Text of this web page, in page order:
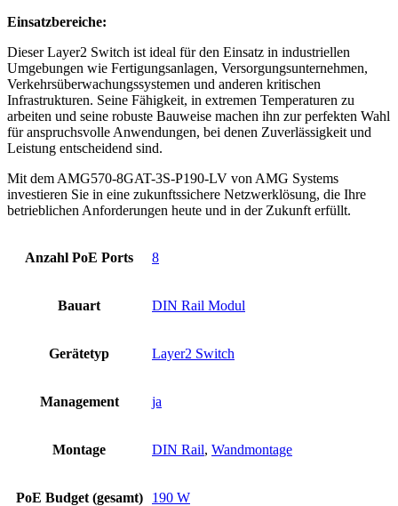
Einsatzbereiche:
Dieser Layer2 Switch ist ideal für den Einsatz in industriellen
Umgebungen wie Fertigungsanlagen, Versorgungsunternehmen,
Verkehrsüberwachungssystemen und anderen kritischen
Infrastrukturen. Seine Fähigkeit, in extremen Temperaturen zu
arbeiten und seine robuste Bauweise machen ihn zur perfekten Wahl
für anspruchsvolle Anwendungen, bei denen Zuverlässigkeit und
Leistung entscheidend sind.
Mit dem AMG570-8GAT-3S-P190-LV von AMG Systems
investieren Sie in eine zukunftssichere Netzwerklösung, die Ihre
betrieblichen Anforderungen heute und in der Zukunft erfüllt.
Anzahl PoE Ports 8
Bauart DIN Rail Modul
Gerätetyp Layer2 Switch
Management ja
Montage DIN Rail, Wandmontage
PoE Budget (gesamt) 190 W